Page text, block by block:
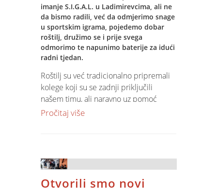
Sustava.“
Ciljevi unaprijeđenja poslovnih procesa
koje provodimo su inovativnost u radu,
kontinuirano obrazovanje i usavršavanje
te pošten i profesionalan odnos prema
kupcima, dobavljačima, djelatnicima i
okruženju.
Ključni procesi sustava kvalitete
obuhvaćaju razvoj IT rješenja,
imanje S.I.G.A.L. u Ladimirevcima, ali ne
da bismo radili, već da odmjerimo snage
u sportskim igrama, pojedemo dobar
roštilj, družimo se i prije svega
odmorimo te napunimo baterije za idući
radni tjedan.
Roštilj su već tradicionalno pripremali
kolege koji su se zadnji priključili
našem timu, ali naravno uz pomoć
ostalih kolega. Nakon ručka natjecali
Timovi su, uz dobro promišljanje i
timski rad morali prijeći s jedne strane
mreže na drugu bez diranja špage. Dok
Pročitaj više
Otvorili smo novi